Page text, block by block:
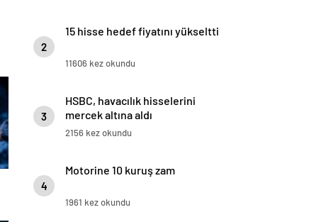
2
15 hisse hedef fiyatını yükseltti
11606 kez okundu
3
HSBC, havacılık hisselerini
mercek altına aldı
2156 kez okundu
4
Motorine 10 kuruş zam
1961 kez okundu